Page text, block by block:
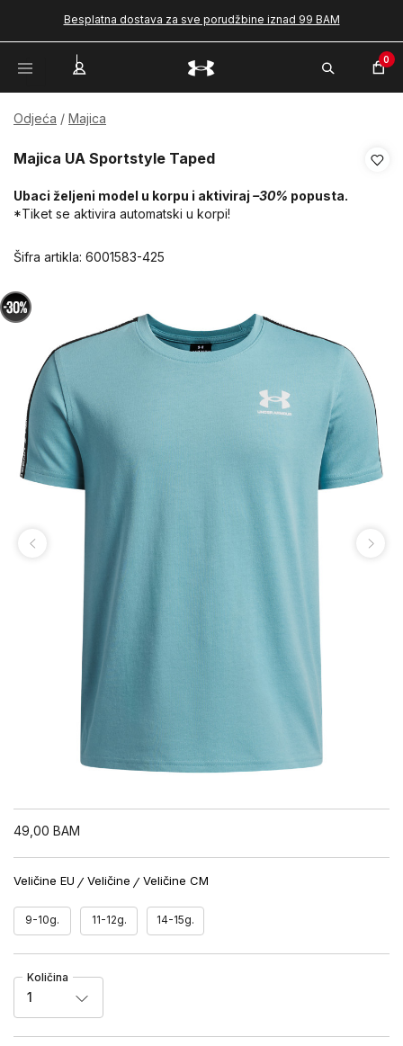
Besplatna dostava za sve porudžbine iznad 99 BAM
0
Odjeća Majica
Majica UA Sportstyle Taped
Ubaci željeni model u korpu i aktiviraj –30% popusta.
*Tiket se aktivira automatski u korpi!
Šifra artikla: 6001583-425
49,00 BAM
Veličine EU Veličine Veličine CM
9-10g. 11-12g. 14-15g.
Količina
1